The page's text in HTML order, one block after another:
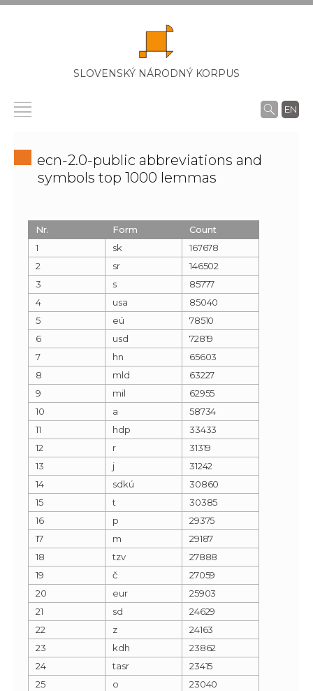
SLOVENSKÝ NÁRODNÝ KORPUS
EN
ecn-2.0-public abbreviations and
symbols top 1000 lemmas
Nr. Form
Count
1
sk
167678
2
sr
146502
3
s
85777
4
usa
85040
5
eú
78510
6
usd
72819
7
hn
65603
8
mld
63227
9
mil
62955
10
a
58734
11
hdp
33433
12
r
31319
13
j
31242
14
sdkú
30860
15
t
30385
16
p
29375
17
m
29187
18
tzv
27888
19
č
27059
20
eur
25903
21
sd
24629
22
z
24163
23
kdh
23862
24
tasr
23415
25
o
23040